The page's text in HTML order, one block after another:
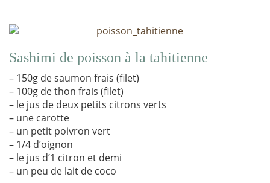
Sashimi de poisson à la tahitienne
– 150g de saumon frais (filet)
– 100g de thon frais (filet)
– le jus de deux petits citrons verts
– une carotte
– un petit poivron vert
– 1/4 d’oignon
– le jus d’1 citron et demi
– un peu de lait de coco